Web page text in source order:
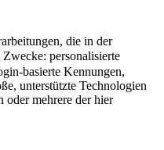
die in der
Zwecke: personalisierte
basierte Kennungen,
unterstützte Technologien
oder mehrere der hier